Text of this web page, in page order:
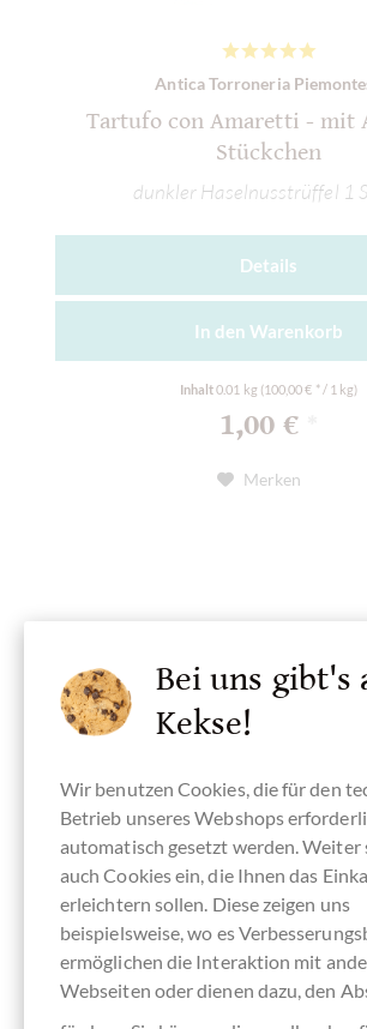
Antica Torroneria
Tartufo con Amaretti - mit
Stückchen
dunkler Haselnusstrüffel 1
Details
In den Warenkorb
Inhalt0.01 kg (100,00 € * / 1 kg)
1,00 €
Merken
Bei uns gibt's
Kekse!
Wir benutzen Cookies, die für den
Betrieb unseres Webshops
automatisch gesetzt werden. Weiter
auch Cookies ein, die Ihnen das
erleichtern sollen. Diese zeigen uns
beispielsweise, wo es
ermöglichen die Interaktion mit
Webseiten oder dienen dazu, den